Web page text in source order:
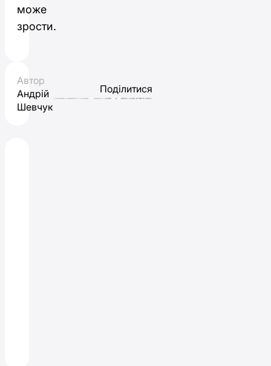
може
зрости.
Автор
Андрій
Шевчук
Поділитися